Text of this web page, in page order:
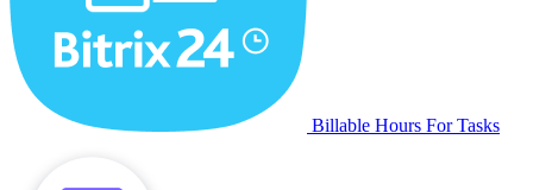
Billable Hours For Tasks